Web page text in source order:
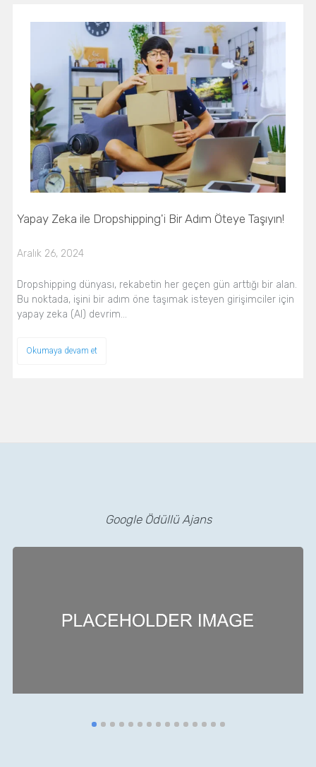
Yapay Zeka ile Dropshipping'i Bir Adım Öteye Taşıyın!
Aralık 26, 2024
Dropshipping dünyası, rekabetin her geçen gün arttığı bir alan.
Bu noktada, işini bir adım öne taşımak isteyen girişimciler için
yapay zeka (AI) devrim…
Okumaya devam et
Google Ödüllü Ajans